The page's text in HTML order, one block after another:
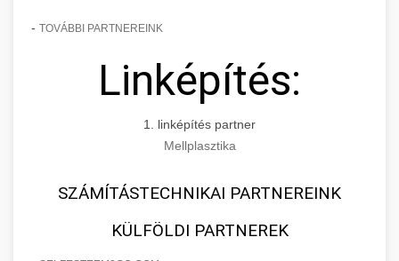
- TOVÁBBI PARTNEREINK
Linképítés:
1. linképítés partner
Mellplasztika
SZÁMÍTÁSTECHNIKAI PARTNEREINK
KÜLFÖLDI PARTNEREK